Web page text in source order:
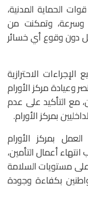
الحماية المدنية،
وسرعة، وتمكنت من
دون وقوع أي خسائر
الاحترازية
وعيادة مركز الأورام
مع التأكيد على عدم
بمركز الأورام.
بمركز الأورام
أعمال التأمين،
مستويات السلامة
بكفاءة وجودة